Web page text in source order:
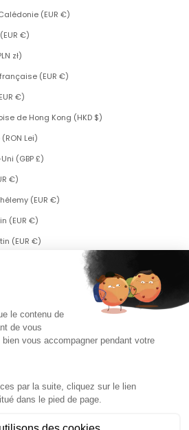
(EUR €)
€)
zł)
(EUR €)
€)
de Hong Kong (HKD $)
Lei)
(GBP £)
€)
(EUR €)
(EUR €)
(EUR €)
(partie néerlandaise) (ANG ƒ)
et-Miquelon (EUR €)
$)
€)
€)
kr)
CHF)
Jan Mayen (EUR €)